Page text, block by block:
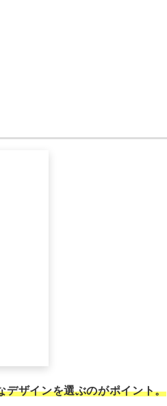
デザインを選ぶのがポイント。